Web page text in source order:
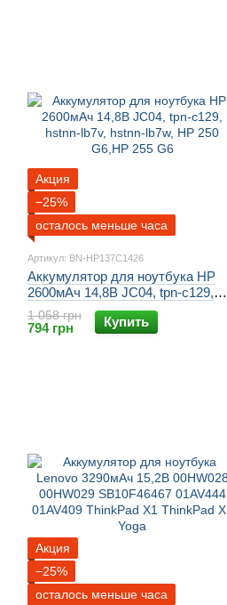
Акция
−25%
осталось меньше часа
Артикул: BN-HP137C1426
Аккумулятор для ноутбука HP
2600мАч 14,8В JC04, tpn-c129,
hstnn-lb7v, hstnn-lb7w, HP 250
G6,HP 255 G6
1 058 грн
794 грн Купить
Акция
−25%
осталось меньше часа